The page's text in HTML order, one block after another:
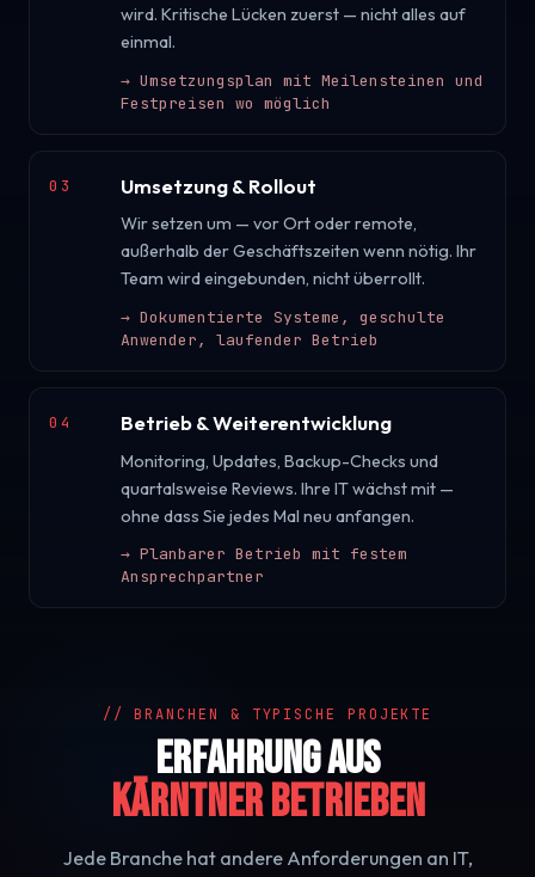
wird. Kritische Lücken zuerst — nicht alles auf
einmal.
→ Umsetzungsplan mit Meilensteinen und
Festpreisen wo möglich
03 Umsetzung & Rollout
Wir setzen um — vor Ort oder remote,
außerhalb der Geschäftszeiten wenn nötig. Ihr
Team wird eingebunden, nicht überrollt.
→ Dokumentierte Systeme, geschulte
Anwender, laufender Betrieb
04 Betrieb & Weiterentwicklung
Monitoring, Updates, Backup-Checks und
quartalsweise Reviews. Ihre IT wächst mit —
ohne dass Sie jedes Mal neu anfangen.
→ Planbarer Betrieb mit festem
Ansprechpartner
// BRANCHEN & TYPISCHE PROJEKTE
Erfahrung aus
Kärntner Betrieben
Jede Branche hat andere Anforderungen an IT,